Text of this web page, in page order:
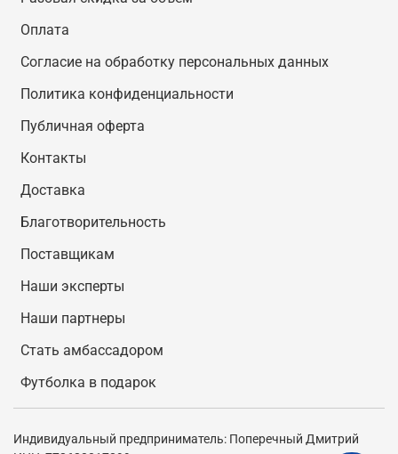
Оплата
Согласие на обработку персональных данных
Политика конфиденциальности
Публичная оферта
Контакты
Доставка
Благотворительность
Поставщикам
Наши эксперты
Наши партнеры
Стать амбассадором
Футболка в подарок
Индивидуальный предприниматель: Поперечный Дмитрий